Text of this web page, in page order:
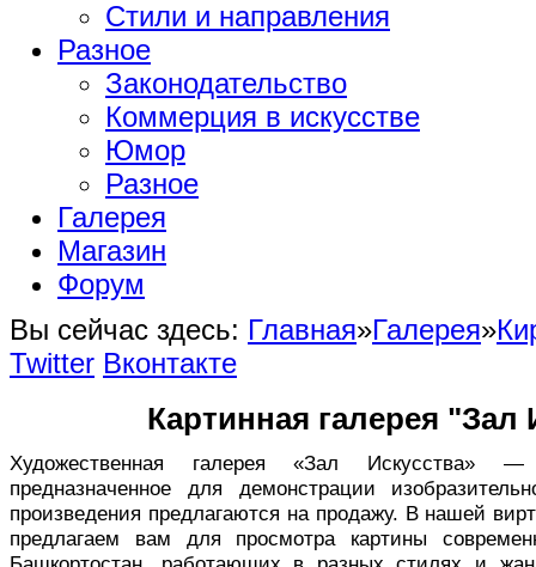
Стили и направления
Разное
Законодательство
Коммерция в искусстве
Юмор
Разное
Галерея
Магазин
Форум
Вы сейчас здесь: Главная»Галерея»
Twitter Вконтакте
Картинная галерея "Зал
Художественная галерея «Зал Искусства» —
предназначенное для демонстрации
произведения предлагаются на продажу. В нашей
предлагаем вам для просмотра картины